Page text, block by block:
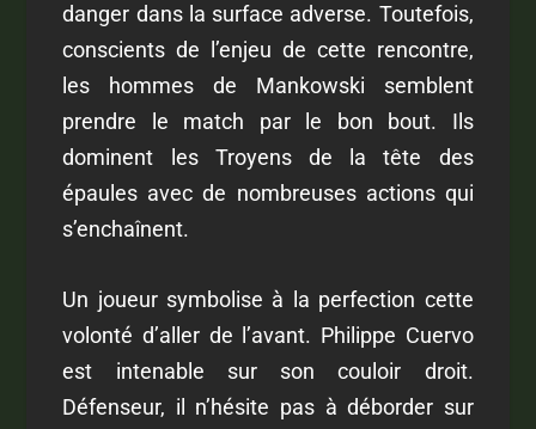
danger dans la surface adverse. Toutefois,
conscients de l’enjeu de cette rencontre,
les hommes de Mankowski semblent
prendre le match par le bon bout. Ils
dominent les Troyens de la tête des
épaules avec de nombreuses actions qui
s’enchaînent.
Un joueur symbolise à la perfection cette
volonté d’aller de l’avant. Philippe Cuervo
est intenable sur son couloir droit.
Défenseur, il n’hésite pas à déborder sur